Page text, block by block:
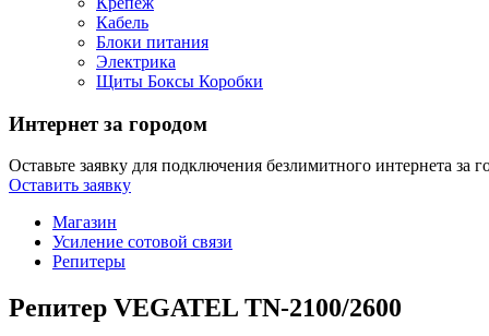
Кабель
Блоки питания
Электрика
Щиты Боксы Коробки
Интернет за городом
Оставьте заявку для подключения безлимитного интернета за
Оставить заявку
Магазин
Усиление сотовой связи
Репитеры
Репитер VEGATEL TN-2100/2600